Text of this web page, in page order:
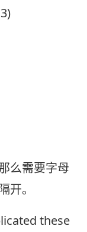
么需要字母
开。
these